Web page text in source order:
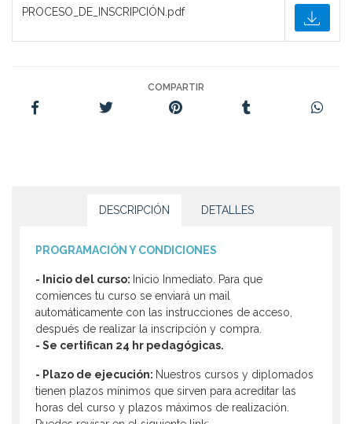
PROCESO_DE_INSCRIPCIÓN.pdf
COMPARTIR
DESCRIPCIÓN DETALLES
PROGRAMACIÓN Y CONDICIONES
- Inicio del curso: Inicio Inmediato. Para que
comiences tu curso se enviará un mail
automáticamente con las instrucciones de acceso,
después de realizar la inscripción y compra.
- Se certifican 24 hr pedagógicas.
- Plazo de ejecución: Nuestros cursos y diplomados
tienen plazos mínimos que sirven para acreditar las
horas del curso y plazos máximos de realización.